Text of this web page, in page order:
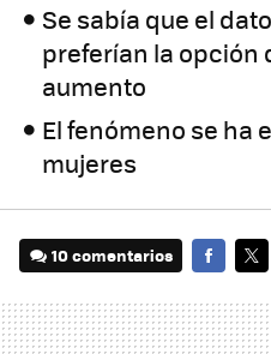
Se sabía que el
preferían la opción
aumento
El fenómeno se ha
mujeres
10 comentarios